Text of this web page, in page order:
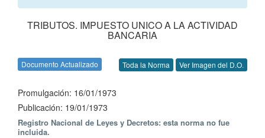
TRIBUTOS. IMPUESTO UNICO A LA ACTIVIDAD
BANCARIA
Documento Actualizado Toda la Norma Ver Imagen del D.O.
Promulgación: 16/01/1973
Publicación: 19/01/1973
Registro Nacional de Leyes y Decretos: esta norma no fue
incluida.